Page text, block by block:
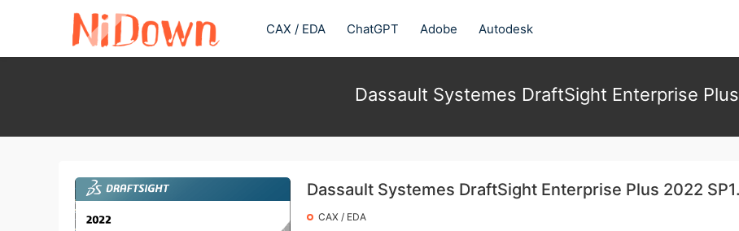
CAX / EDA ChatGPT Adobe Autodesk
Dassault Systemes DraftSight Enterprise Plus
Dassault Systemes DraftSight Enterprise Plus 2022 SP1
x64 破解版下载 crack
CAX / EDA